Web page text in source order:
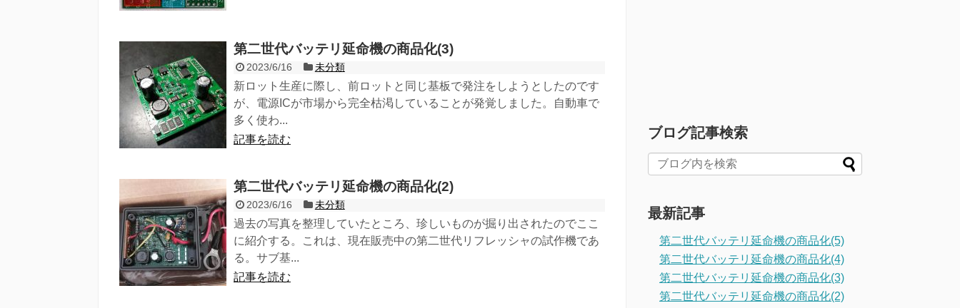
第二世代バッテリ延命機の商品化(3)
2023/6/16 未分類
新ロット生産に際し、前ロットと同じ基板で発注をしようとしたのです
が、電源ICが市場から完全枯渇していることが発覚しました。自動車で
多く使わ...
記事を読む
第二世代バッテリ延命機の商品化(2)
2023/6/16 未分類
過去の写真を整理していたところ、珍しいものが掘り出されたのでここ
に紹介する。これは、現在販売中の第二世代リフレッシャの試作機であ
る。サブ基...
記事を読む
ブログ記事検索
最新記事
第二世代バッテリ延命機の商品化(5)
第二世代バッテリ延命機の商品化(4)
第二世代バッテリ延命機の商品化(3)
第二世代バッテリ延命機の商品化(2)